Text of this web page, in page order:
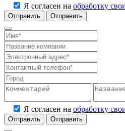
Я согласен на обработку
Отправить
Я согласен на обработку
Отправить